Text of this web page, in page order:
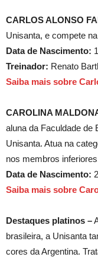
CARLOS ALONSO
Unisanta, e compete
Data de Nascimento:
Treinador: Renato
Saiba mais sobre
CAROLINA
aluna da Faculdade de
Unisanta. Atua na
nos membros
Data de Nascimento:
Saiba mais sobre
Destaques platinos –
brasileira, a Unisanta
cores da Argentina.